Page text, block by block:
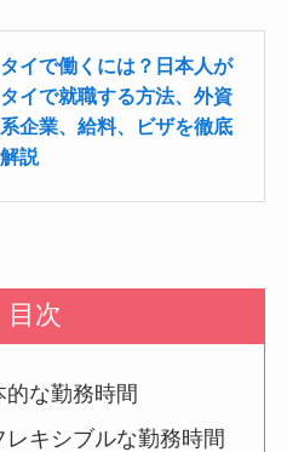
タイで働くには？日本人が
タイで就職する方法、外資
系企業、給料、ビザを徹底
解説
目次
な勤務時間
キシブルな勤務時間